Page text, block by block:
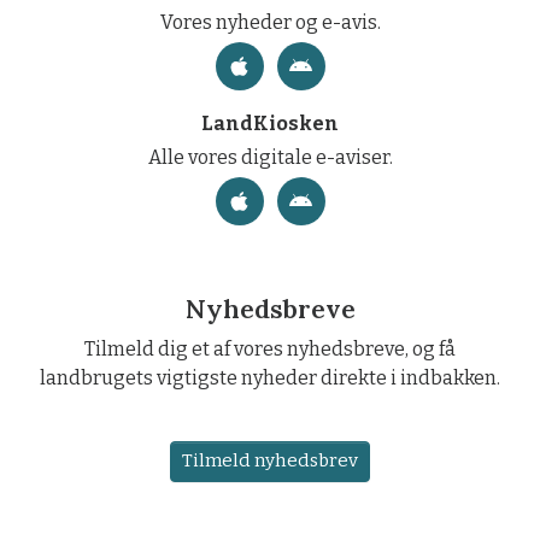
Vores nyheder og e-avis.
LandKiosken
Alle vores digitale e-aviser.
Nyhedsbreve
Tilmeld dig et af vores nyhedsbreve, og få
landbrugets vigtigste nyheder direkte i indbakken.
Tilmeld nyhedsbrev